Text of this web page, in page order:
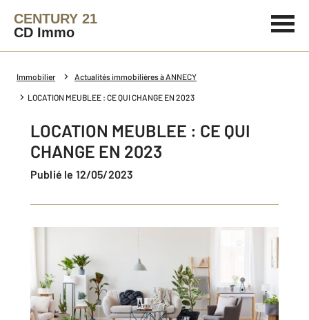
CENTURY 21
CD Immo
Immobilier Actualités immobilières à ANNECY
LOCATION MEUBLEE : CE QUI CHANGE EN 2023
LOCATION MEUBLEE : CE QUI
CHANGE EN 2023
Publié le 12/05/2023